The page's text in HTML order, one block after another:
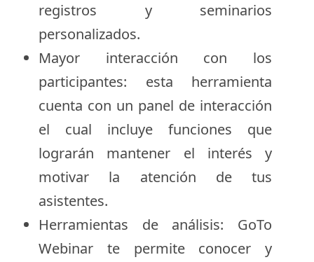
registros y seminarios
personalizados.
Mayor interacción con los
participantes: esta herramienta
cuenta con un panel de interacción
el cual incluye funciones que
lograrán mantener el interés y
motivar la atención de tus
asistentes.
Herramientas de análisis: GoTo
Webinar te permite conocer y